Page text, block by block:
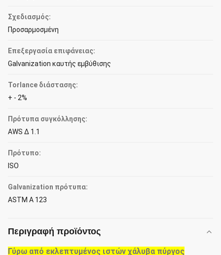
Σχεδιασμός:
Προσαρμοσμένη
Επεξεργασία επιφάνειας:
Galvanization καυτής εμβύθισης
Torlance διάστασης:
+ - 2%
Πρότυπα συγκόλλησης:
AWS Δ 1.1
Πρότυπο:
ISO
Galvanization πρότυπα:
ASTM Α 123
Περιγραφή προϊόντος
Γύρω από εκλεπτυμένος ιστών χάλυβα πύργος